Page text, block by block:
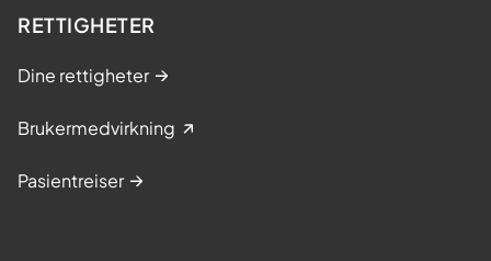
RETTIGHETER
Dine rettigheter
Brukermedvirkning
Pasientreiser